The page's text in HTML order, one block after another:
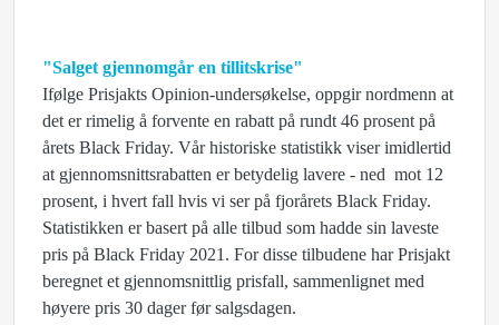
"Salget gjennomgår en tillitskrise"
Ifølge Prisjakts Opinion-undersøkelse, oppgir nordmenn at
det er rimelig å forvente en rabatt på rundt 46 prosent på
årets Black Friday. Vår historiske statistikk viser imidlertid
at gjennomsnittsrabatten er betydelig lavere - ned mot 12
prosent, i hvert fall hvis vi ser på fjorårets Black Friday.
Statistikken er basert på alle tilbud som hadde sin laveste
pris på Black Friday 2021. For disse tilbudene har Prisjakt
beregnet et gjennomsnittlig prisfall, sammenlignet med
høyere pris 30 dager før salgsdagen.